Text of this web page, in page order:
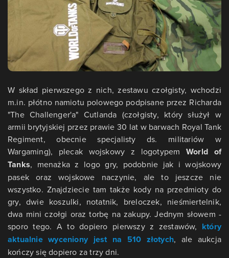
W skład pierwszego z nich, zestawu czołgisty, wchodzi
m.in. płótno namiotu polowego podpisane przez Richarda
"The Challenger'a" Cutlanda (czołgisty, który służył w
armii brytyjskiej przez prawie 30 lat w barwach Royal Tank
Regiment, obecnie specjalisty ds. militariów w
Wargaming), plecak wojskowy z logotypem World of
Tanks, menażka z logo gry, podobnie jak i wojskowy
pasek oraz wojskowe naczynie, ale to jeszcze nie
wszystko. Znajdziecie tam także kody na przedmioty do
gry, dwie koszulki, notatnik, breloczek, nieśmiertelnik,
dwa mini czołgi oraz torbę na zakupy. Jednym słowem -
sporo tego. A to dopiero pierwszy z zestawów, który
aktualnie wyceniony jest na 510 złotych, ale aukcja
kończy się dopiero za trzy dni.